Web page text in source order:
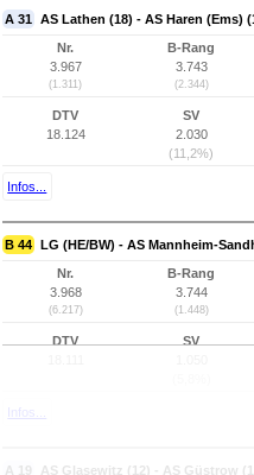
A 31 AS Lathen (18) - AS Haren (Ems)
Nr.
3.967
(1.311)
B-Rang
3.743
(2.344)
DTV
18.124
SV
2.030
(11,2%)
Infos...
B 44 LG (HE/BW) - AS Mannheim-
Nr.
3.968
(6.217)
B-Rang
3.744
(1.448)
DTV
SV
Infos...
A 19 AS Glasewitz (12) - AS Güstrow